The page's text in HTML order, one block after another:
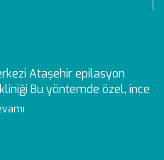
Ataşehir epilasyon
Bu yöntemde özel, ince